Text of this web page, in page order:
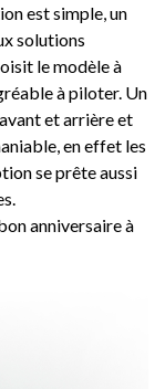
est simple, un
solutions
le modèle à
à piloter. Un
et arrière et
en effet les
se prête aussi
anniversaire à